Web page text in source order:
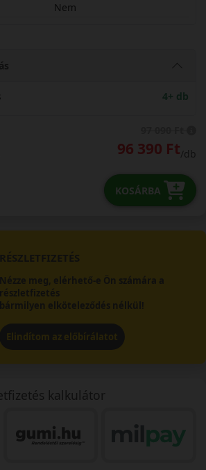
Nem
4+ db
96 390 Ft/db
KOSÁRBA
RÉSZLETFIZETÉS
Nézze meg, elérhető-e Ön számára a
részletfizetés
bármilyen elköteleződés nélkül!
Elindítom az előbírálatot
kalkulátor